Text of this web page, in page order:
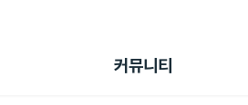
커뮤니티
랭킹